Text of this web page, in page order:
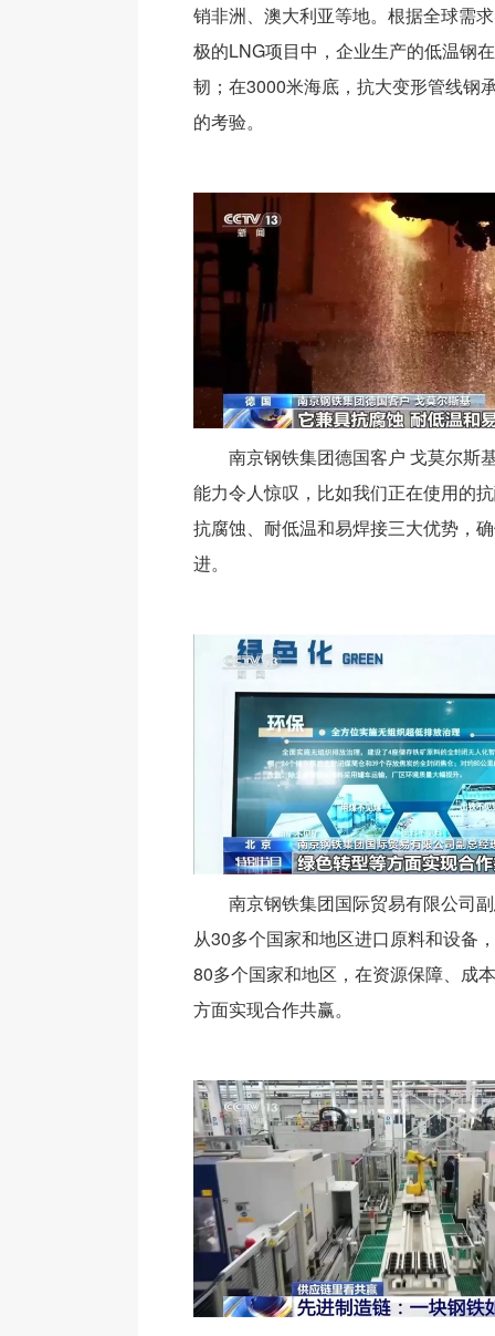
销非洲、澳大利亚等地。根据全球需
极的LNG项目中，企业生产的低温钢
韧；在3000米海底，抗大变形管线钢
的考验。
南京钢铁集团德国客户 戈莫尔斯
能力令人惊叹，比如我们正在使用的
抗腐蚀、耐低温和易焊接三大优势，
进。
南京钢铁集团国际贸易有限公司
从30多个国家和地区进口原料和设备
80多个国家和地区，在资源保障、成
方面实现合作共赢。